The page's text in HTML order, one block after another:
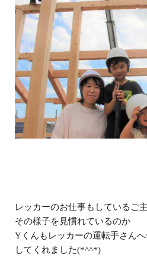
レッカーのお仕事もしているご
その様子を見慣れているのか
Yくんもレッカーの運転手さん
してくれました(*^^*)